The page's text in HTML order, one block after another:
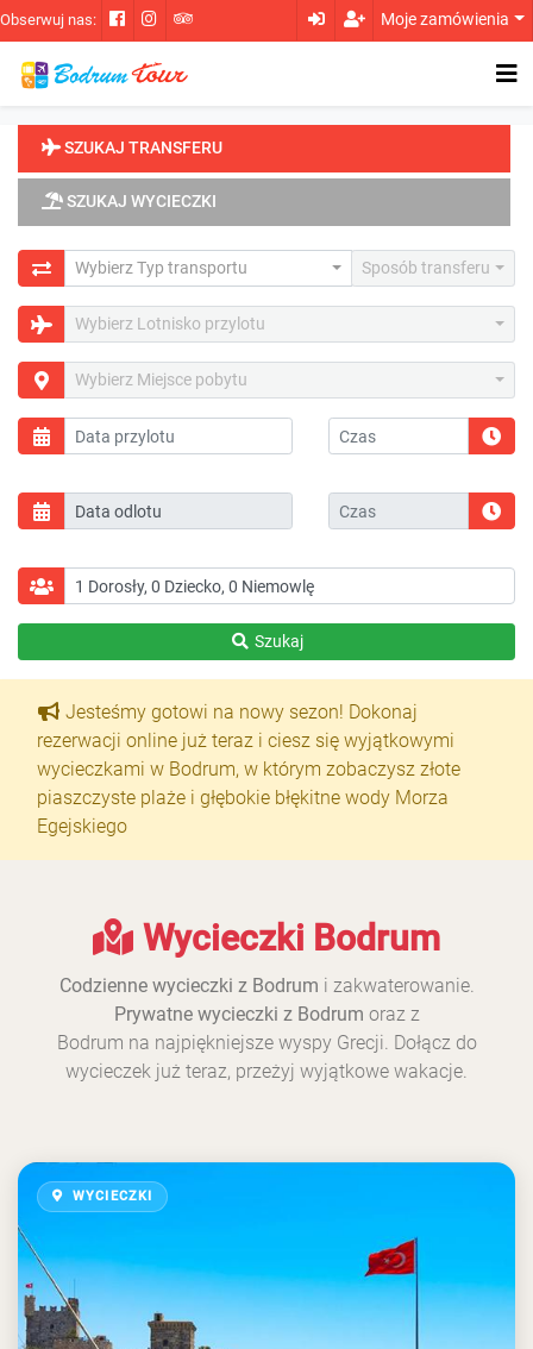
Obserwuj nas: Moje zamówienia
SZUKAJ TRANSFERU
SZUKAJ WYCIECZKI
Wybierz Typ transportu Sposób transferu
Wybierz Lotnisko przylotu
Wybierz Miejsce pobytu
Szukaj
Jesteśmy gotowi na nowy sezon! Dokonaj
rezerwacji online już teraz i ciesz się wyjątkowymi
wycieczkami w Bodrum, w którym zobaczysz złote
piaszczyste plaże i głębokie błękitne wody Morza
Egejskiego
Wycieczki Bodrum
Codzienne wycieczki z Bodrum i zakwaterowanie.
Prywatne wycieczki z Bodrum oraz z
Bodrum na najpiękniejsze wyspy Grecji. Dołącz do
wycieczek już teraz, przeżyj wyjątkowe wakacje.
WYCIECZKI